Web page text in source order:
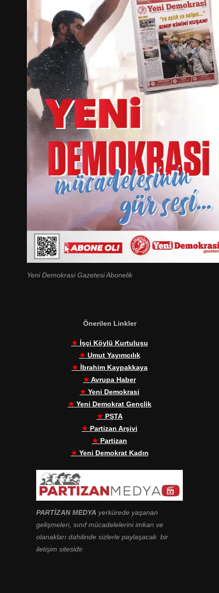
Yeni Demokrasi Gazetesi Abonelik
Önerilen Linkler
★İşçi Köylü Kurtuluşu
★Umut Yayımcılık
★İbrahim Kaypakkaya
★Avrupa Haber
★ Yeni Demokrasi
★Yeni Demokrat Gençlik
★PŞTA
★ Partizan Arşivi
★ Partizan
★Yeni Demokrat Kadın
PARTİZAN MEDYA yerkürede yaşanan
gelişmeleri, sınıf mücadelelerini imkan ve
olanakları dahilinde sizlerle paylaşacak bir
iletişim sitesidir.